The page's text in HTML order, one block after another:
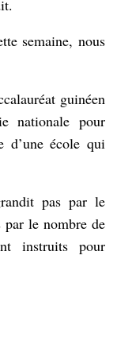
semaine, nous
guinéen
nationale pour
d’une école qui
pas par le
par le nombre de
instruits pour